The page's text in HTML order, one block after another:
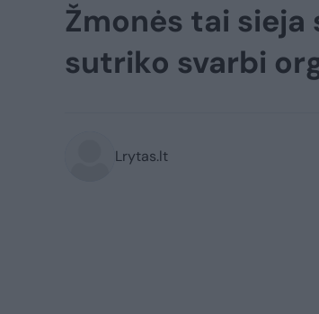
Žmonės tai
sutriko svarbi
Lrytas.lt